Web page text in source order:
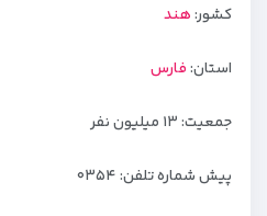
کشور:هند
استان:فارس
جمعیت: ۱۳ میلیون نفر
پیش شماره تلفن: ۰۳۵۴